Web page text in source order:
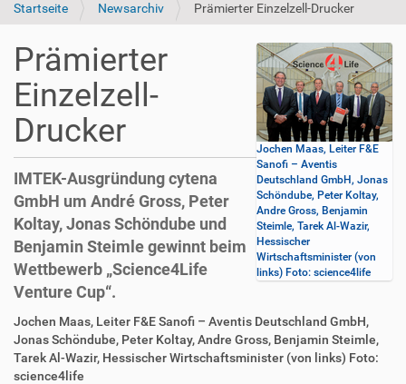
Startseite Newsarchiv Prämierter Einzelzell-Drucker
Jochen Maas, Leiter F&E
Sanofi – Aventis
Deutschland GmbH, Jonas
Schöndube, Peter Koltay,
Andre Gross, Benjamin
Steimle, Tarek Al-Wazir,
Hessischer
Wirtschaftsminister (von
links) Foto: science4life
Prämierter
Einzelzell-
Drucker
IMTEK-Ausgründung cytena
GmbH um André Gross, Peter
Koltay, Jonas Schöndube und
Benjamin Steimle gewinnt beim
Wettbewerb „Science4Life
Venture Cup“.
D
i
r
e
A
r
t
i
Jochen Maas, Leiter F&E Sanofi – Aventis Deutschland GmbH,
Jonas Schöndube, Peter Koltay, Andre Gross, Benjamin Steimle,
Tarek Al-Wazir, Hessischer Wirtschaftsminister (von links) Foto:
science4life